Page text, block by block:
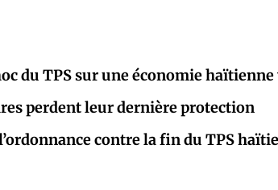
du TPS sur une économie
perdent leur dernière protection
contre la fin du TPS